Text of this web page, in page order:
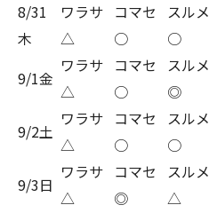
8/31
木
ワラサ
△
コマセ
○
スルメ
○
9/1金
ワラサ
△
コマセ
○
スルメ
◎
9/2土
ワラサ
△
コマセ
○
スルメ
○
9/3日
ワラサ
△
コマセ
◎
スルメ
△